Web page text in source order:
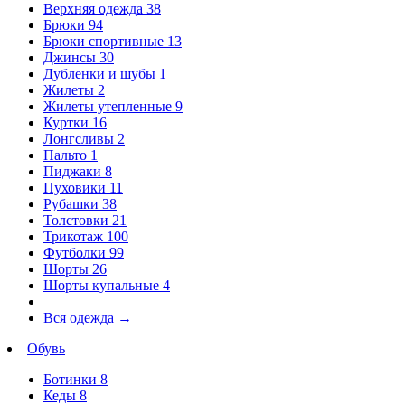
Верхняя одежда 38
Брюки 94
Брюки спортивные 13
Джинсы 30
Дубленки и шубы 1
Жилеты 2
Жилеты утепленные 9
Куртки 16
Лонгсливы 2
Пальто 1
Пиджаки 8
Пуховики 11
Рубашки 38
Толстовки 21
Трикотаж 100
Футболки 99
Шорты 26
Шорты купальные 4
Вся одежда →
Обувь
Ботинки 8
Кеды 8